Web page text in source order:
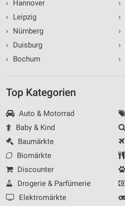
›
Hannover
›
Leipzig
›
Nürnberg
›
Duisburg
›
Bochum
›
›
›
›
›
Top Kategorien
Auto & Motorrad
Baby & Kind
Baumärkte
Biomärkte
Discounter
Drogerie & Parfümerie
Elektromärkte